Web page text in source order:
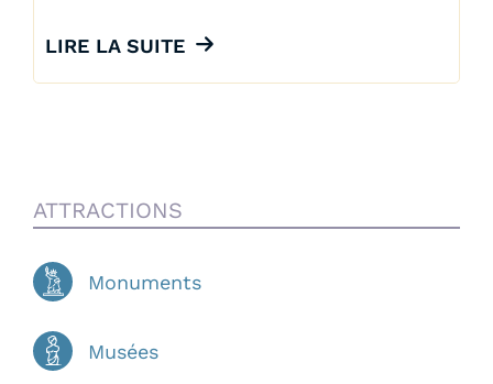
LIRE LA SUITE
ATTRACTIONS
Monuments
Musées